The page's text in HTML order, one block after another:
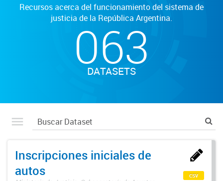
Recursos acerca del funcionamiento del sistema de
justicia de la República Argentina.
063
DATASETS
Inscripciones iniciales de
autos
csv